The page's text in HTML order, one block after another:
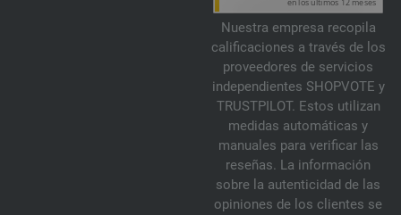
Nuestra empresa recopila
calificaciones a través de los
proveedores de servicios
independientes SHOPVOTE y
TRUSTPILOT. Estos utilizan
medidas automáticas y
manuales para verificar las
reseñas. La información
sobre la autenticidad de las
opiniones de los clientes se